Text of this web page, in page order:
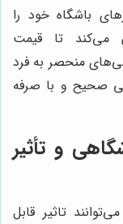
باشگاه خود را
می‌کند تا قیمت
منحصر به فرد
صحیح و با صرفه
و تأثیر
تاثیر قابل